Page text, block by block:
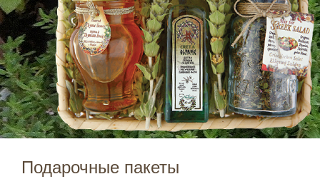
Подарочные пакеты